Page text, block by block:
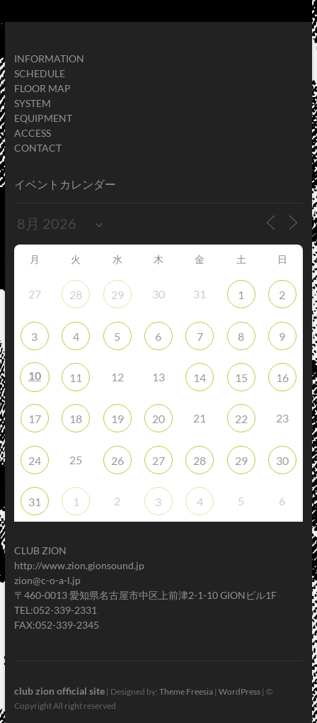
INFORMATION
SCHEDULE
FLOOR MAP
SYSTEM
EQUIPMENT
ACCESS
CONTACT
イベントカレンダー
月 火 水 木 金 土 日
27 28 29 30 31 1 2
3 4 5 6 7 8 9
10 11 12 13 14 15 16
17 18 19 20 21 22 23
24 25 26 27 28 29 30
31 1 2 3 4 5 6
CLUB ZION
http://www.zion.gionsound.jp
zion@c-o-a-l.jp
〒460-0013 愛知県名古屋市中区上前津2-1-10 GIONビル1F
TEL:052-339-2331
FAX:052-339-2345
club zion official site| Designed by: Theme Freesia| WordPress| ©
Copyright All right reserved